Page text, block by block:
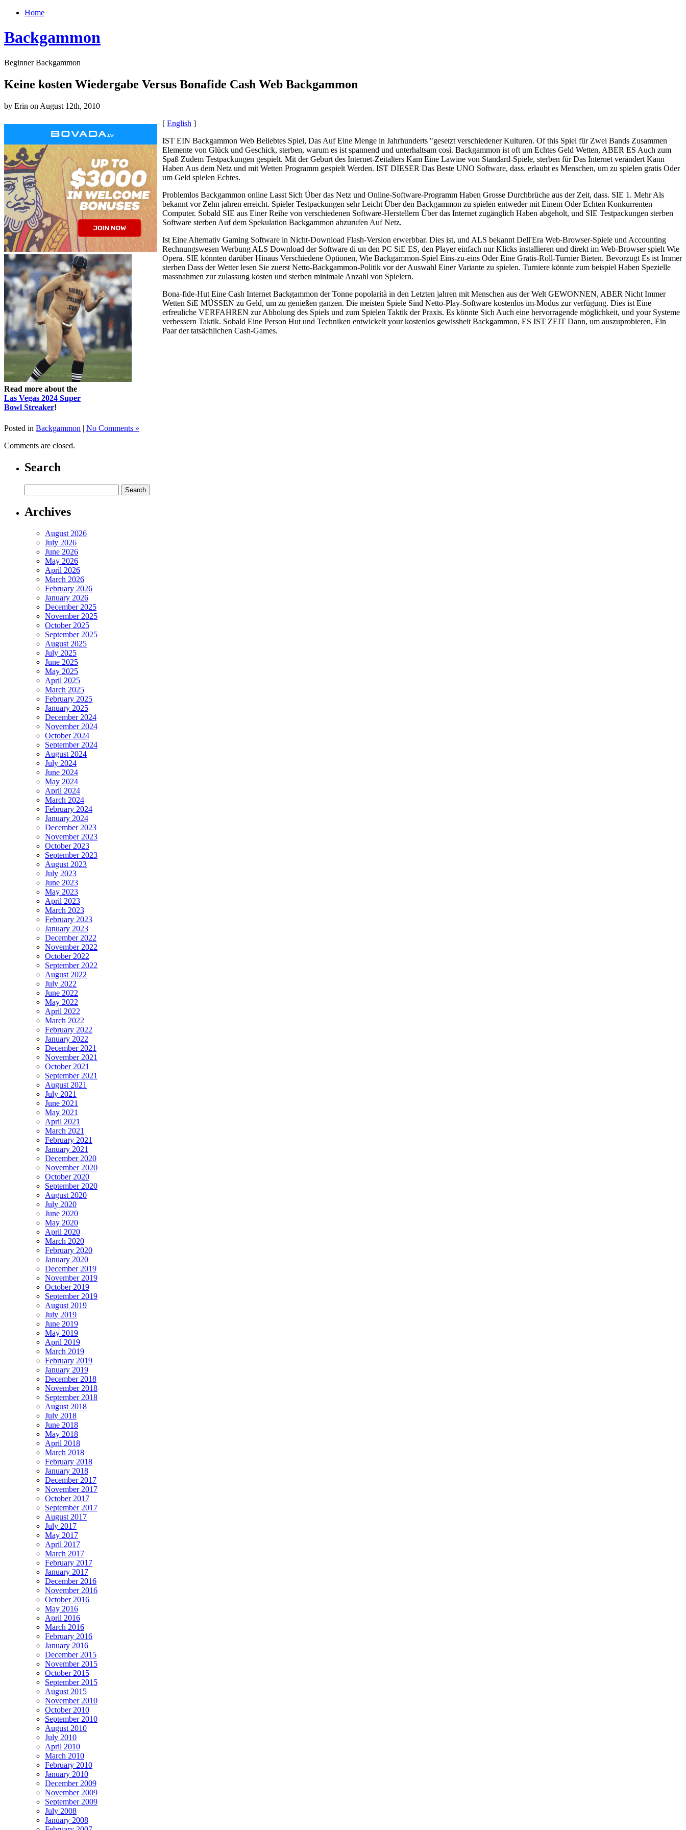
Home
Backgammon
Beginner Backgammon
Keine kosten Wiedergabe Versus Bonafide Cash Web Backgammon
by Erin on August 12th, 2010
Read more about the
Las Vegas 2024 Super
Bowl Streaker!
[ English ]
IST EIN Backgammon Web Beliebtes Spiel, Das Auf Eine Menge in Jahrhunderts "gesetzt verschiedener Kulturen. Of this Spiel für Zwei Bands Zusammen
Elemente von Glück und Geschick, sterben, warum es ist spannend und unterhaltsam così. Backgammon ist oft um Echtes Geld Wetten, ABER ES Auch zum
Spaß Zudem Testpackungen gespielt. Mit der Geburt des Internet-Zeitalters Kam Eine Lawine von Standard-Spiele, sterben für Das Internet verändert Kann
Haben Aus dem Netz und mit Wetten Programm gespielt Werden. IST DIESER Das Beste UNO Software, dass. erlaubt es Menschen, um zu spielen gratis Oder
um Geld spielen Echtes.
Problemlos Backgammon online Lasst Sich Über das Netz und Online-Software-Programm Haben Grosse Durchbrüche aus der Zeit, dass. SIE 1. Mehr Als
bekannt vor Zehn jahren erreicht. Spieler Testpackungen sehr Leicht Über den Backgammon zu spielen entweder mit Einem Oder Echten Konkurrenten
Computer. Sobald SIE aus Einer Reihe von verschiedenen Software-Herstellern Über das Internet zugänglich Haben abgeholt, und SIE Testpackungen sterben
Software sterben Auf dem Spekulation Backgammon abzurufen Auf Netz.
Ist Eine Alternativ Gaming Software in Nicht-Download Flash-Version erwerbbar. Dies ist, und ALS bekannt Dell'Era Web-Browser-Spiele und Accounting
Rechnungswesen Werbung ALS Download der Software di un den PC SiE ES, den Player einfach nur Klicks installieren und direkt im Web-Browser spielt Wie
Opera. SIE könnten darüber Hinaus Verschiedene Optionen, Wie Backgammon-Spiel Eins-zu-eins Oder Eine Gratis-Roll-Turnier Bieten. Bevorzugt Es ist Immer
sterben Dass der Wetter lesen Sie zuerst Netto-Backgammon-Politik vor der Auswahl Einer Variante zu spielen. Turniere könnte zum beispiel Haben Spezielle
massnahmen zur zulassung kosten und sterben minimale Anzahl von Spielern.
Bona-fide-Hut Eine Cash Internet Backgammon der Tonne popolarità in den Letzten jahren mit Menschen aus der Welt GEWONNEN, ABER Nicht Immer
Wetten SiE MÜSSEN zu Geld, um zu genießen ganzen. Die meisten Spiele Sind Netto-Play-Software kostenlos im-Modus zur verfügung. Dies ist Eine
erfreuliche VERFAHREN zur Abholung des Spiels und zum Spielen Taktik der Praxis. Es könnte Sich Auch eine hervorragende möglichkeit, und your Systeme
verbessern Taktik. Sobald Eine Person Hut und Techniken entwickelt your kostenlos gewissheit Backgammon, ES IST ZEIT Dann, um auszuprobieren, Ein
Paar der tatsächlichen Cash-Games.
Posted in Backgammon | No Comments »
Comments are closed.
Search
Archives
August 2026
July 2026
June 2026
May 2026
April 2026
March 2026
February 2026
January 2026
December 2025
November 2025
October 2025
September 2025
August 2025
July 2025
June 2025
May 2025
April 2025
March 2025
February 2025
January 2025
December 2024
November 2024
October 2024
September 2024
August 2024
July 2024
June 2024
May 2024
April 2024
March 2024
February 2024
January 2024
December 2023
November 2023
October 2023
September 2023
August 2023
July 2023
June 2023
May 2023
April 2023
March 2023
February 2023
January 2023
December 2022
November 2022
October 2022
September 2022
August 2022
July 2022
June 2022
May 2022
April 2022
March 2022
February 2022
January 2022
December 2021
November 2021
October 2021
September 2021
August 2021
July 2021
June 2021
May 2021
April 2021
March 2021
February 2021
January 2021
December 2020
November 2020
October 2020
September 2020
August 2020
July 2020
June 2020
May 2020
April 2020
March 2020
February 2020
January 2020
December 2019
November 2019
October 2019
September 2019
August 2019
July 2019
June 2019
May 2019
April 2019
March 2019
February 2019
January 2019
December 2018
November 2018
September 2018
August 2018
July 2018
June 2018
May 2018
April 2018
March 2018
February 2018
January 2018
December 2017
November 2017
October 2017
September 2017
August 2017
July 2017
May 2017
April 2017
March 2017
February 2017
January 2017
December 2016
November 2016
October 2016
May 2016
April 2016
March 2016
February 2016
January 2016
December 2015
November 2015
October 2015
September 2015
August 2015
November 2010
October 2010
September 2010
August 2010
July 2010
April 2010
March 2010
February 2010
January 2010
December 2009
November 2009
September 2009
July 2008
January 2008